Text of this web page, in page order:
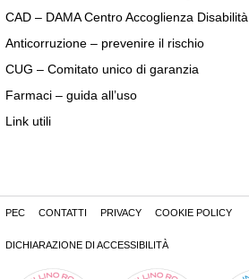
CAD – DAMA Centro Accoglienza Disabilità
Anticorruzione – prevenire il rischio
CUG – Comitato unico di garanzia
Farmaci – guida all’uso
Link utili
PEC CONTATTI PRIVACY COOKIE POLICY
DICHIARAZIONE DI ACCESSIBILITÀ